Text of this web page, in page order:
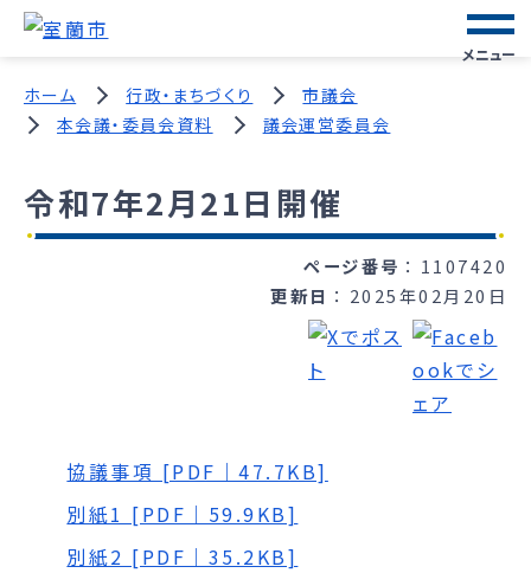
メニュー
ホーム 行政・まちづくり
市議会
本会議・委員会資料
議会運営委員会
令和7年2月21日開催
ページ番号
1107420
更新日
2025年02月20日
協議事項 [PDF｜47.7KB]
別紙1 [PDF｜59.9KB]
別紙2 [PDF｜35.2KB]